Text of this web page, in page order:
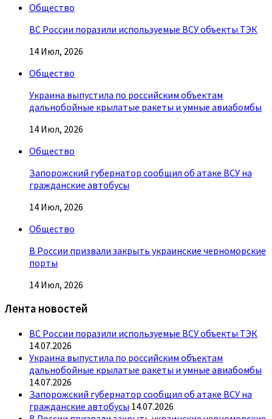
Общество
ВС России поразили используемые ВСУ объекты ТЭК
14 Июл, 2026
Общество
Украина выпустила по российским объектам
дальнобойные крылатые ракеты и умные авиабомбы
14 Июл, 2026
Общество
Запорожский губернатор сообщил об атаке ВСУ на
гражданские автобусы
14 Июл, 2026
Общество
В России призвали закрыть украинские черноморские
порты
14 Июл, 2026
Лента новостей
ВС России поразили используемые ВСУ объекты ТЭК
14.07.2026
Украина выпустила по российским объектам
дальнобойные крылатые ракеты и умные авиабомбы
14.07.2026
Запорожский губернатор сообщил об атаке ВСУ на
гражданские автобусы 14.07.2026